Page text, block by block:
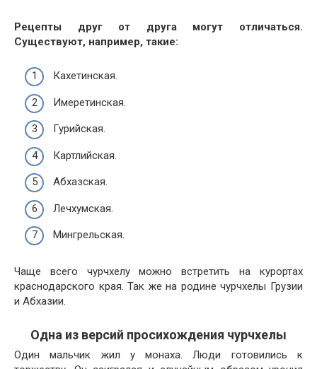
Рецепты друг от друга могут отличаться.
Существуют, например, такие:
Кахетинская.
Имеретинская.
Гурийская.
Картлийская.
Абхазская.
Лечхумская.
Мингрельская.
Чаще всего чурчхелу можно встретить на курортах
краснодарского края. Так же на родине чурчхелы Грузии
и Абхазии.
Одна из версий просихождения чурчхелы
Один мальчик жил у монаха. Люди готовились к